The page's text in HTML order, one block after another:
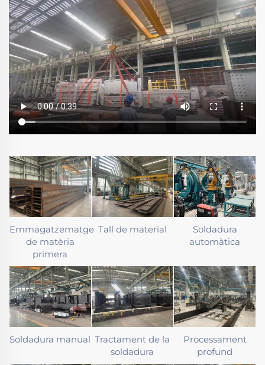
Emmagatzematge
de matèria
primera
Tall de material
Soldadura
automàtica
Soldadura manual Tractament de la
soldadura
Processament
profund